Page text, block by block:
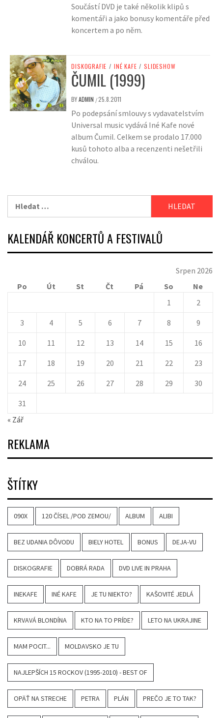
Součástí DVD je také několik klipů s
komentáři a jako bonusy komentáře před
koncertem a po něm.
DISKOGRAFIE / INÉ KAFE / SLIDESHOW
ČUMIL (1999)
BYADMIN /25.8.2011
Po podepsání smlouvy s vydavatelstvím
Universal music vydává Iné Kafe nové
album Čumil. Celkem se prodalo 17.000
kusů tohoto alba a recenzenti nešetřili
chválou.
KALENDÁŘ KONCERTŮ A FESTIVALŮ
Srpen 2026
Po
Út St Čt Pá So
Ne
1
2
3 4 5 6 7 8 9
10 11 12 13 14 15 16
17 18 19 20 21 22 23
24 25 26 27 28 29 30
31
« Zář
REKLAMA
ŠTÍTKY
090X 120 ČÍSEL /POD ZEMOU/ ALBUM ALIBI
BEZ UDANIA DÔVODU BIELY HOTEL BONUS DEJA-VU
DISKOGRAFIE DOBRÁ RADA DVD LIVE IN PRAHA
INEKAFE INÉ KAFE JE TU NIEKTO? KAŠOVITÉ JEDLÁ
KRVAVÁ BLONDÍNA KTO NA TO PRÍDE? LETO NA UKRAJINE
MAM POCIT... MOLDAVSKO JE TU
NAJLEPŠÍCH 15 ROCKOV (1995-2010) - BEST OF
OPÄŤ NA STRECHE PETRA PLÁN PREČO JE TO TAK?